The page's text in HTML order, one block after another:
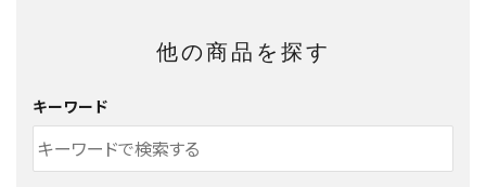
他の商品を探す
キーワード